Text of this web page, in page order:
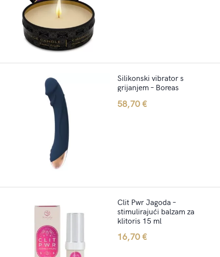
Silikonski vibrator s
grijanjem – Boreas
58,70€
Clit Pwr Jagoda –
stimulirajući balzam za
klitoris 15 ml
16,70€